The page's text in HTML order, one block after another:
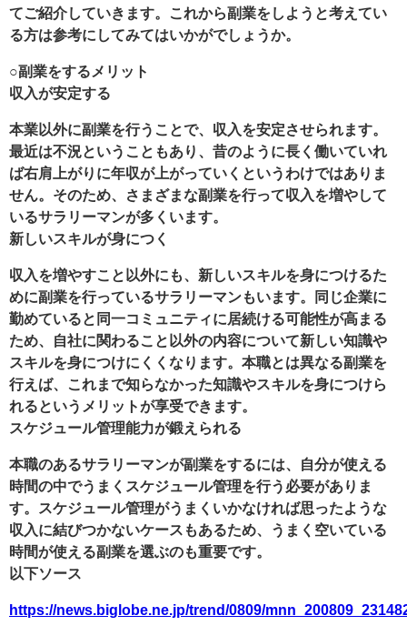
てご紹介していきます。これから副業をしようと考えてい
る方は参考にしてみてはいかがでしょうか。
○副業をするメリット
収入が安定する
本業以外に副業を行うことで、収入を安定させられます。
最近は不況ということもあり、昔のように長く働いていれ
ば右肩上がりに年収が上がっていくというわけではありま
せん。そのため、さまざまな副業を行って収入を増やして
いるサラリーマンが多くいます。
新しいスキルが身につく
収入を増やすこと以外にも、新しいスキルを身につけるた
めに副業を行っているサラリーマンもいます。同じ企業に
勤めていると同一コミュニティに居続ける可能性が高まる
ため、自社に関わること以外の内容について新しい知識や
スキルを身につけにくくなります。本職とは異なる副業を
行えば、これまで知らなかった知識やスキルを身につけら
れるというメリットが享受できます。
スケジュール管理能力が鍛えられる
本職のあるサラリーマンが副業をするには、自分が使える
時間の中でうまくスケジュール管理を行う必要がありま
す。スケジュール管理がうまくいかなければ思ったような
収入に結びつかないケースもあるため、うまく空いている
時間が使える副業を選ぶのも重要です。
以下ソース
https://news.biglobe.ne.jp/trend/0809/